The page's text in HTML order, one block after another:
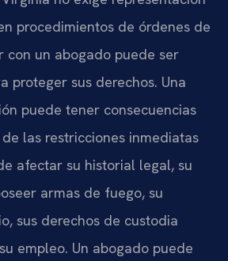
procedimientos de órdenes de
con un abogado puede ser
proteger sus derechos. Una
puede tener consecuencias
las restricciones inmediatas
afectar su historial legal, su
armas de fuego, su
sus derechos de custodia
empleo. Un abogado puede